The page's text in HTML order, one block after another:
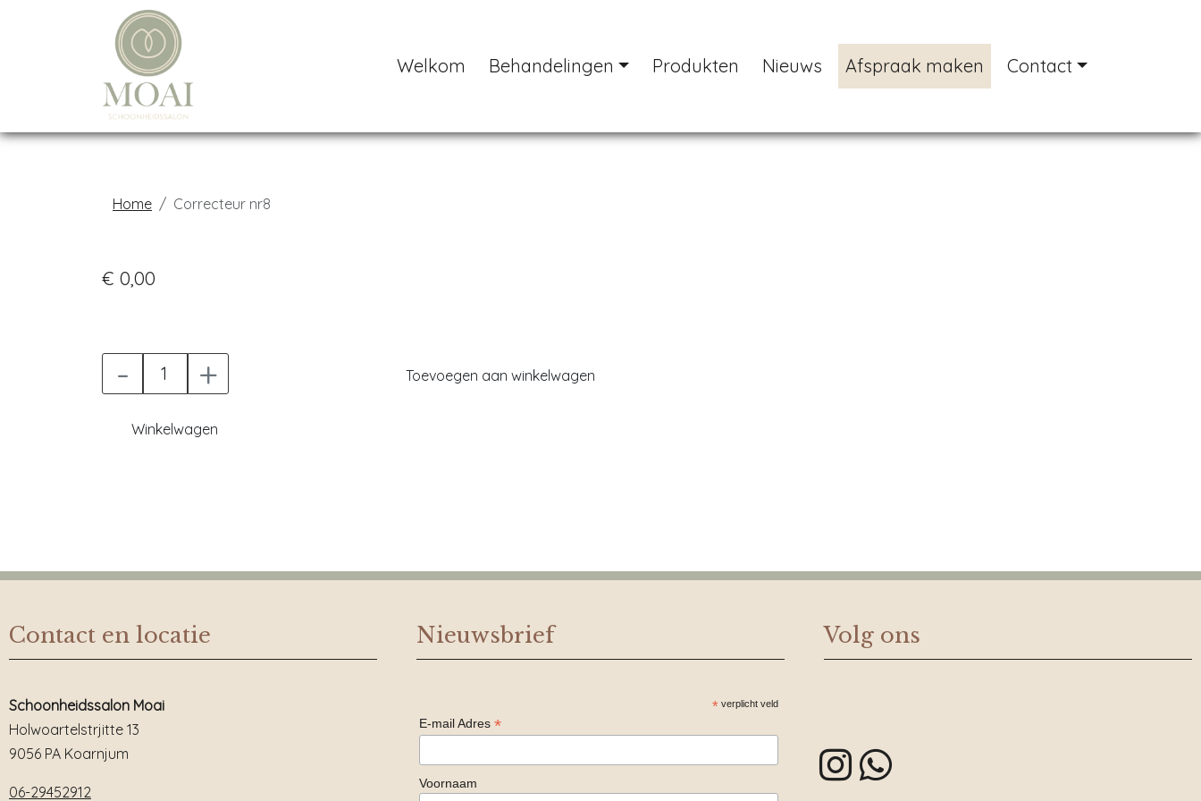
Welkom Behandelingen Produkten Nieuws Afspraak maken Contact
Home Correcteur nr8
€ 0,00
- + Toevoegen aan winkelwagen
Winkelwagen
Contact en locatie
Schoonheidssalon Moai
Holwoartelstrjitte 13
9056 PA Koarnjum
06-29452912
Nieuwsbrief
* verplicht veld
E-mail Adres *
Voornaam
Volg ons